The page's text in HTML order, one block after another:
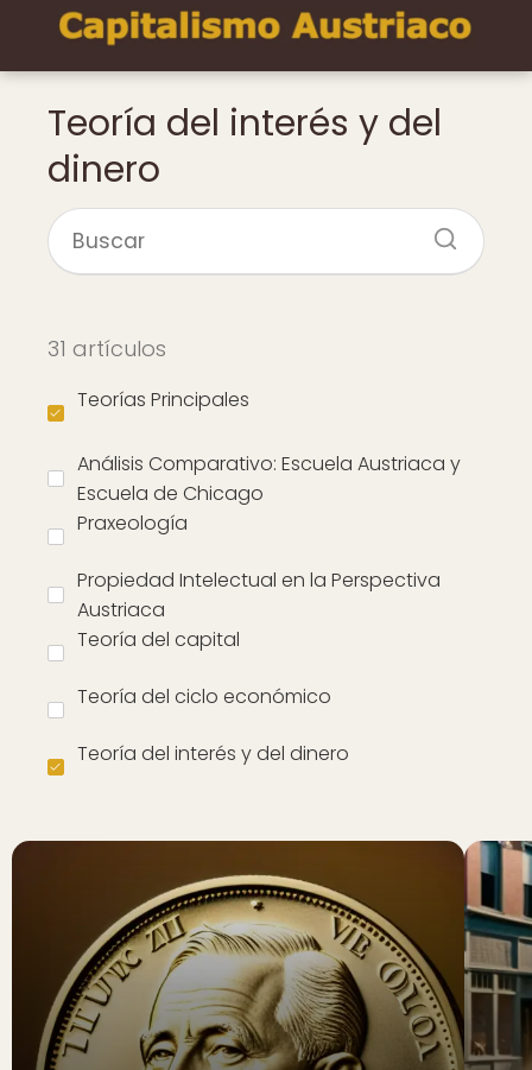
Teoría del interés y del
dinero
31 artículos
Teorías Principales
Análisis Comparativo: Escuela Austriaca y
Escuela de Chicago
Praxeología
Propiedad Intelectual en la Perspectiva
Austriaca
Teoría del capital
Teoría del ciclo económico
Teoría del interés y del dinero